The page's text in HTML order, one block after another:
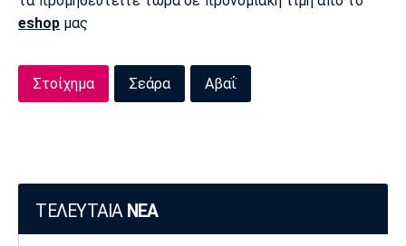
eshop μας
Στοίχημα Σεάρα Αβαΐ
ΤΕΛΕΥΤΑΙΑ ΝΕΑ